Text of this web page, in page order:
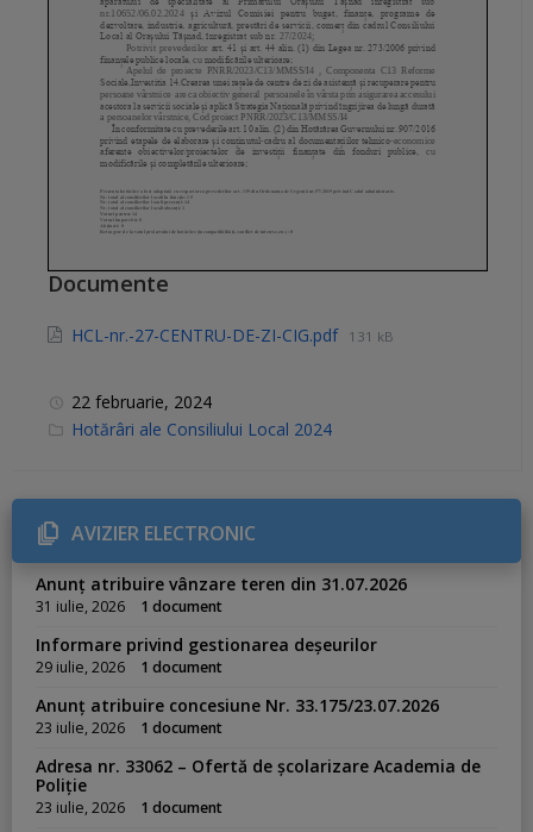
Documente
HCL-nr.-27-CENTRU-DE-ZI-CIG.pdf 131 kB
22 februarie, 2024
C
r
i
e
s
Hotărâri ale Consiliului Local 2024
AVIZIER ELECTRONIC
Anunț atribuire vânzare teren din 31.07.2026
31 iulie, 2026 1 document
Informare privind gestionarea deșeurilor
29 iulie, 2026 1 document
Anunț atribuire concesiune Nr. 33.175/23.07.2026
23 iulie, 2026 1 document
Adresa nr. 33062 – Ofertă de școlarizare Academia de
Poliție
23 iulie, 2026 1 document